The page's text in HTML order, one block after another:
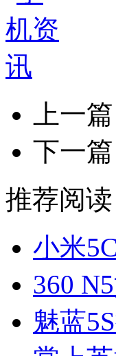
上一篇
下一篇
推荐阅读
小米
360
魅蓝